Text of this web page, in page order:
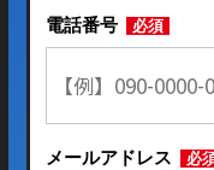
電話番号 必須
メールアドレス 必